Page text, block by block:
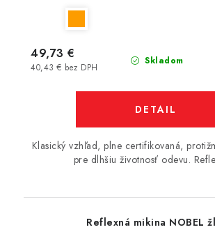
Skladom
40,43 € bez DPH
49,73 €
DETAIL
Klasický vzhľad, plne certifikovaná,
pre dlhšiu životnosť odevu.
Reflexná mikina NOBEL